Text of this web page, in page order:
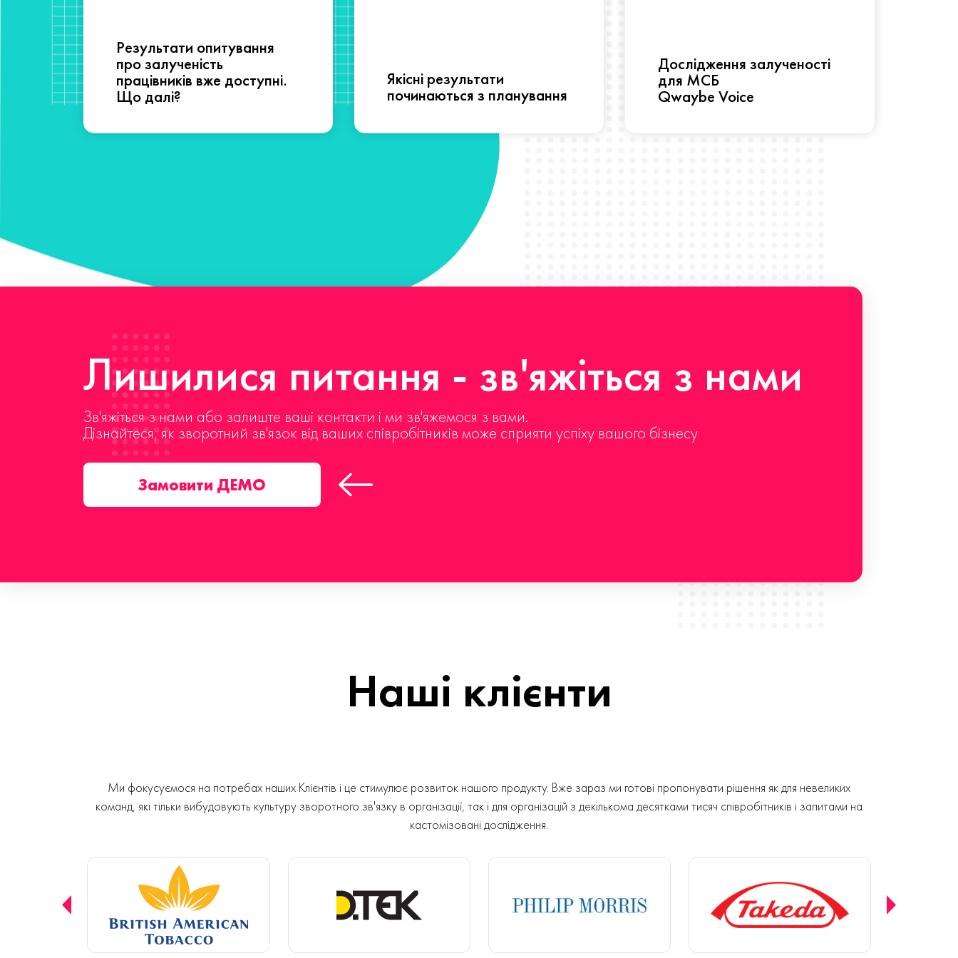
Результати опитування
про залученість
працівників вже доступні.
Що далі?
Якісні результати
починаються з планування
Дослідження залученості
для МСБ
Qwaybe Voice
Лишилися питання - зв'яжіться з нами
Зв'яжіться з нами або залиште ваші контакти і ми зв'яжемося з вами.
Дізнайтеся, як зворотний зв'язок від ваших співробітників може сприяти успіху вашого бізнесу
Замовити ДЕМО
Наші клієнти
Ми фокусуємося на потребах наших Клієнтів і це стимулює розвиток нашого продукту. Вже зараз ми готові пропонувати рішення як для невеликих
команд, які тільки вибудовують культуру зворотного зв'язку в організації, так і для організацій з декількома десятками тисяч співробітників і запитами на
кастомізовані дослідження.